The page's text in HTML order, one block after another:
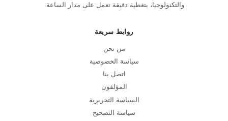
والتكنولوجيا، بتغطية دقيقة تعمل على مدار الساعة.
روابط سريعة
من نحن
سياسة الخصوصية
اتصل بنا
المؤلفون
السياسة التحريرية
سياسة التصحيح